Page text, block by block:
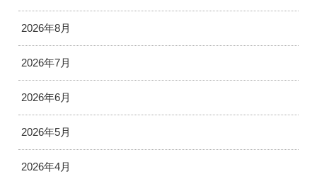
2026年8月
2026年7月
2026年6月
2026年5月
2026年4月